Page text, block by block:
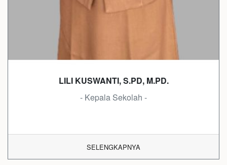
LILI KUSWANTI, S.PD, M.PD.
- Kepala Sekolah -
SELENGKAPNYA